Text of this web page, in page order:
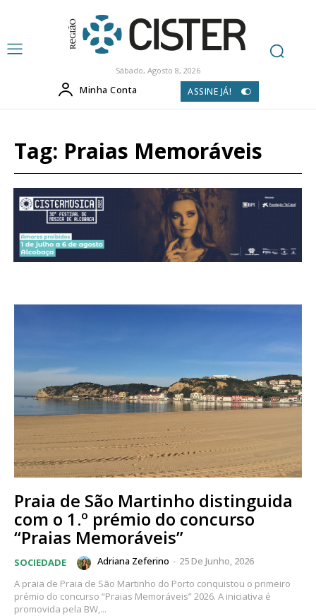
Sábado, Agosto 8, 2026
Minha Conta ASSINE JÁ!
Tag: Praias Memoráveis
Praia de São Martinho distinguida
com o 1.º prémio do concurso
“Praias Memoráveis”
SOCIEDADE Adriana Zeferino - 25 De Junho, 2026
A praia de Praia de São Martinho do Porto conquistou o primeiro
prémio do concurso “Praias Memoráveis” 2026. A iniciativa é
promovida pela BW,...